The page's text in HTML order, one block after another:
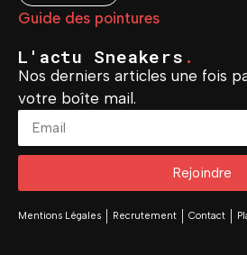
Guide des pointures
L'actu Sneakers .
Nos derniers articles une fois
votre boîte mail.
Rejoindre
Mentions Légales Recrutement Contact